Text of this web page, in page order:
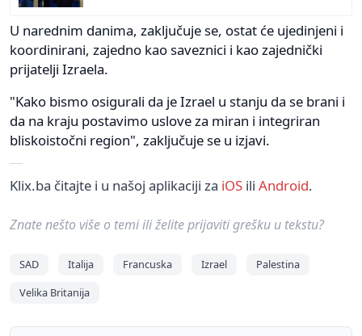
U narednim danima, zaključuje se, ostat će ujedinjeni i
koordinirani, zajedno kao saveznici i kao zajednički
prijatelji Izraela.
"Kako bismo osigurali da je Izrael u stanju da se brani i
da na kraju postavimo uslove za miran i integriran
bliskoistočni region", zaključuje se u izjavi.
Klix.ba čitajte i u našoj aplikaciji za iOS ili Android.
Znate nešto više o temi ili želite prijaviti grešku u tekstu?
SAD Italija Francuska Izrael
Palestina
Velika Britanija